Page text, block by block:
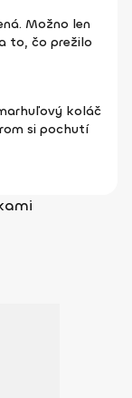
Možno len
to, čo prežilo
koláč
si pochutí